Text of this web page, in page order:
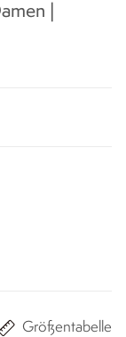
|
Größentabelle